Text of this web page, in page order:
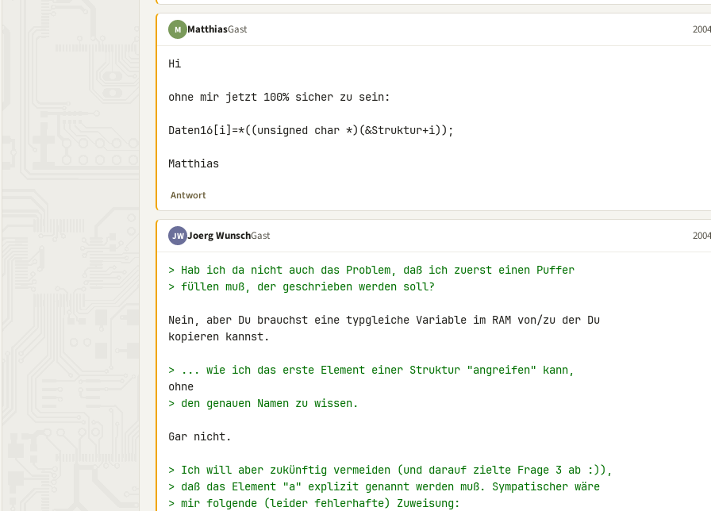
M MatthiasGast
Hi
ohne mir jetzt 100% sicher zu sein:
Daten16[i]=*((unsigned char *)(&Struktur+i));
Matthias
Antwort
JW Joerg WunschGast
> Hab ich da nicht auch das Problem, daß ich zuerst einen Puffer
> füllen muß, der geschrieben werden soll?
Nein, aber Du brauchst eine typgleiche Variable im RAM von/zu der Du
kopieren kannst.
> ... wie ich das erste Element einer Struktur "angreifen" kann,
> den genauen Namen zu wissen.
Gar nicht.
> Ich will aber zukünftig vermeiden (und darauf zielte Frage 3 ab :)),
> daß das Element "a" explizit genannt werden muß. Sympatischer wäre
> mir folgende (leider fehlerhafte) Zuweisung: